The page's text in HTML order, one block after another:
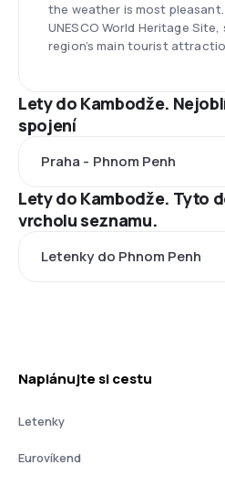
the weather is most pleasant.
UNESCO World Heritage
region’s main tourist
Lety do Kambodže.
spojení
Praha - Phnom Penh
Lety do Kambodže. Tyto
vrcholu seznamu.
Letenky do Phnom Penh
Naplánujte si cestu
Letenky
Eurovíkend